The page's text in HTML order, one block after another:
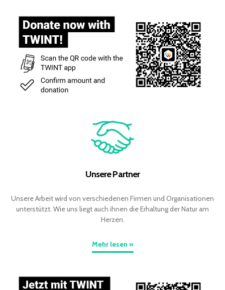
Unsere Partner
Unsere Arbeit wird von verschiedenen Firmen und Organisationen
unterstützt. Wie uns liegt auch ihnen die Erhaltung der Natur am
Herzen.
Mehr lesen »